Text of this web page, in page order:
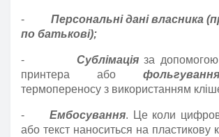
-
Персональні дані власника
по батькові);
- Сублімаціяза допомогою
принтера або фольгування
термопереносу з використанням
- Ембосування. Це коли
або текст наноситься на пластикову